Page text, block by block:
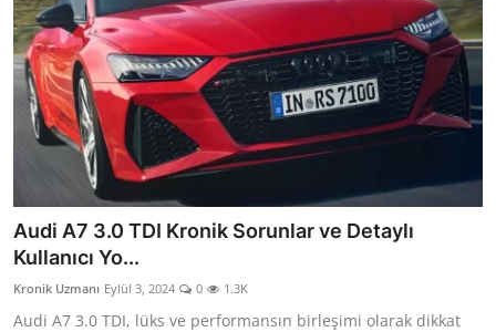
Audi A7 3.0 TDI Kronik Sorunlar ve Detaylı
Kullanıcı Yo...
Kronik Uzmanı Eylül 3, 2024 0 1.3K
Audi A7 3.0 TDI, lüks ve performansın birleşimi olarak dikkat